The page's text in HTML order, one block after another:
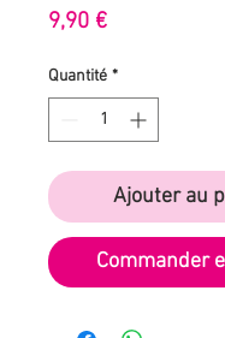
9,90 €Prix
Quantité *
Ajouter au
Commander